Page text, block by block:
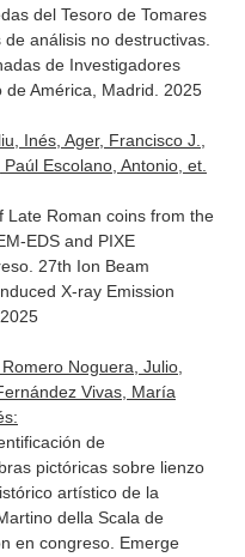
del Tesoro de Tomares
análisis no destructivas.
de Investigadores
América, Madrid. 2025
Inés, Ager, Francisco J.,
Escolano, Antonio, et.
Late Roman coins from the
EDS and PIXE
27th Ion Beam
X-ray Emission
Noguera, Julio,
Vivas, María
de
pictóricas sobre lienzo
artístico de la
della Scala de
en congreso. Emerge